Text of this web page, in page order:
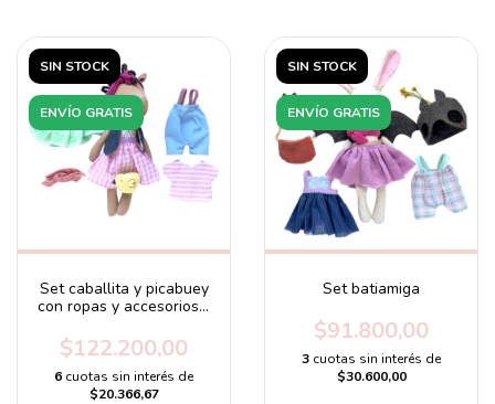
SIN STOCK
ENVÍO GRATIS
Set caballita y picabuey
con ropas y accesorios -
$122.200,00
6 cuotas sin interés de
$20.366,67
SIN STOCK
ENVÍO GRATIS
Set batiamiga
$91.800,00
3 cuotas sin interés de
$30.600,00